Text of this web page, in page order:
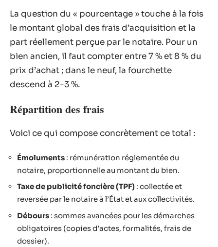
La question du « pourcentage » touche à la fois
le montant global des frais d’acquisition et la
part réellement perçue par le notaire. Pour un
bien ancien, il faut compter entre 7 % et 8 % du
prix d’achat ; dans le neuf, la fourchette
descend à 2-3 %.
Répartition des frais
Voici ce qui compose concrètement ce total :
Émoluments : rémunération réglementée du
notaire, proportionnelle au montant du bien.
Taxe de publicité foncière (TPF) : collectée et
reversée par le notaire à l’État et aux collectivités.
Débours : sommes avancées pour les démarches
obligatoires (copies d’actes, formalités, frais de
dossier).